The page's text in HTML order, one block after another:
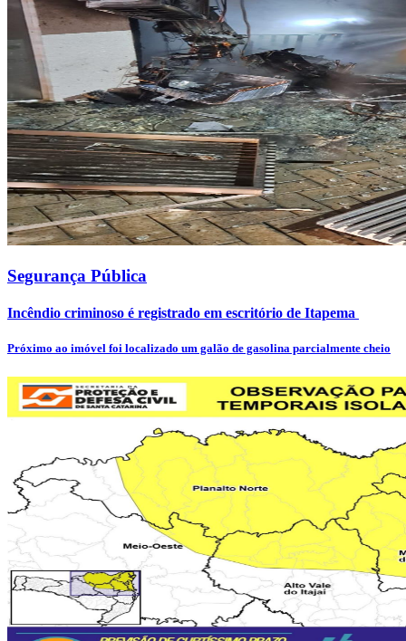
Segurança Pública
Incêndio criminoso é registrado em escritório de Itapema
Próximo ao imóvel foi localizado um galão de gasolina parcialmente cheio